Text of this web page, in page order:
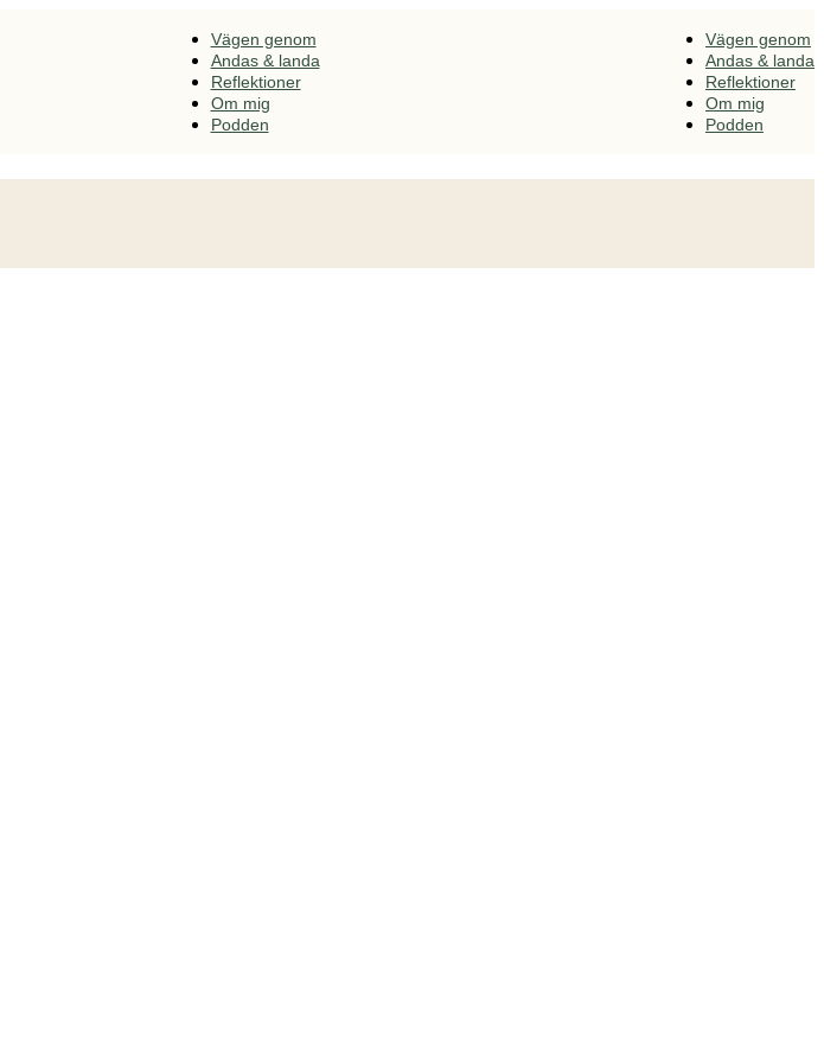
Vägen genom
Andas & landa
Reflektioner
Om mig
Podden
Vägen genom
Andas & landa
Reflektioner
Om mig
Podden